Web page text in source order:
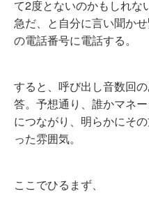
て2度とないのかもしれな
急だ、と自分に言い聞か
の電話番号に電話する。
すると、呼び出し音数回
答。予想通り、誰かマネ
につながり、明らかにそ
った雰囲気。
ここでひるまず、